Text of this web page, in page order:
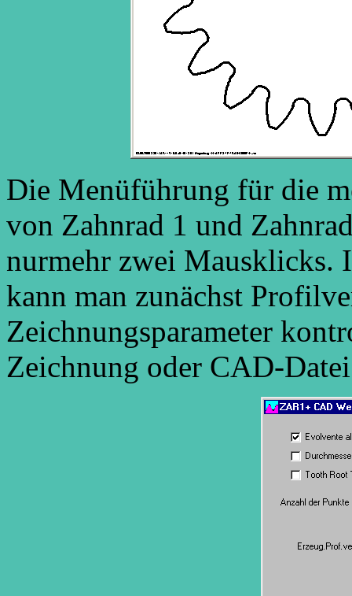
Die Menüführung für die
von Zahnrad 1 und
nurmehr zwei Mausklicks.
kann man zunächst
Zeichnungsparameter
Zeichnung oder CAD-